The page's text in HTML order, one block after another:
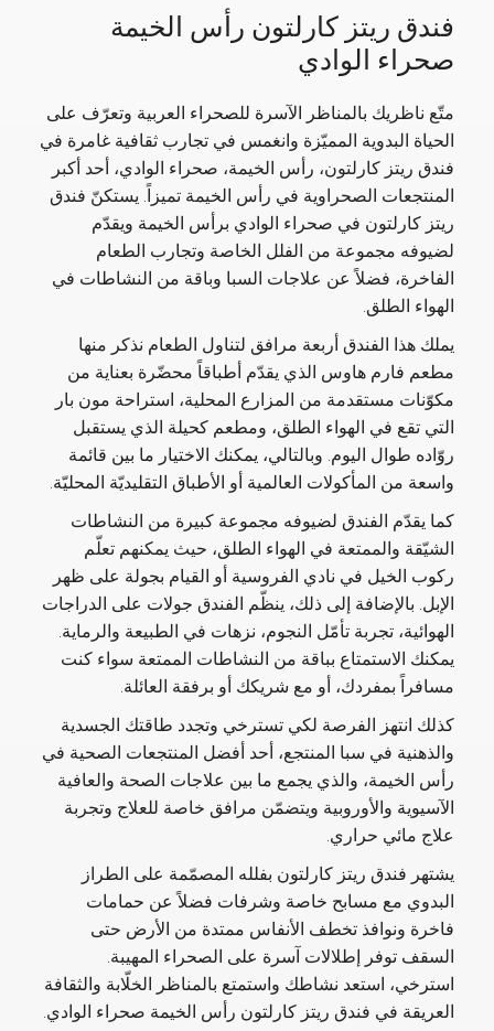
فندق ريتز كارلتون رأس الخيمة
صحراء الوادي
متّع ناظريك بالمناظر الآسرة للصحراء العربية وتعرّف على
الحياة البدوية المميّزة وانغمس في تجارب ثقافية غامرة في
فندق ريتز كارلتون، رأس الخيمة، صحراء الوادي، أحد أكبر
المنتجعات الصحراوية في رأس الخيمة تميزاً. يستكنّ فندق
ريتز كارلتون في صحراء الوادي برأس الخيمة ويقدّم
لضيوفه مجموعة من الفلل الخاصة وتجارب الطعام
الفاخرة، فضلاً عن علاجات السبا وباقة من النشاطات في
الهواء الطلق.
يملك هذا الفندق أربعة مرافق لتناول الطعام نذكر منها
مطعم فارم هاوس الذي يقدّم أطباقاً محضّرة بعناية من
مكوّنات مستقدمة من المزارع المحلية، استراحة مون بار
التي تقع في الهواء الطلق، ومطعم كحيلة الذي يستقبل
روّاده طوال اليوم. وبالتالي، يمكنك الاختيار ما بين قائمة
واسعة من المأكولات العالمية أو الأطباق التقليديّة المحليّة.
كما يقدّم الفندق لضيوفه مجموعة كبيرة من النشاطات
الشيّقة والممتعة في الهواء الطلق، حيث يمكنهم تعلّم
ركوب الخيل في نادي الفروسية أو القيام بجولة على ظهر
الإبل. بالإضافة إلى ذلك، ينظّم الفندق جولات على الدراجات
الهوائية، تجربة تأمّل النجوم، نزهات في الطبيعة والرماية.
يمكنك الاستمتاع بباقة من النشاطات الممتعة سواء كنت
مسافراً بمفردك، أو مع شريكك أو برفقة العائلة.
كذلك انتهز الفرصة لكي تسترخي وتجدد طاقتك الجسدية
والذهنية في سبا المنتجع، أحد أفضل المنتجعات الصحية في
رأس الخيمة، والذي يجمع ما بين علاجات الصحة والعافية
الآسيوية والأوروبية ويتضمّن مرافق خاصة للعلاج وتجربة
علاج مائي حراري.
يشتهر فندق ريتز كارلتون بفلله المصمّمة على الطراز
البدوي مع مسابح خاصة وشرفات فضلاً عن حمامات
فاخرة ونوافذ تخطف الأنفاس ممتدة من الأرض حتى
السقف توفر إطلالات آسرة على الصحراء المهيبة.
استرخي، استعد نشاطك واستمتع بالمناظر الخلّابة والثقافة
العريقة في فندق ريتز كارلتون رأس الخيمة صحراء الوادي.